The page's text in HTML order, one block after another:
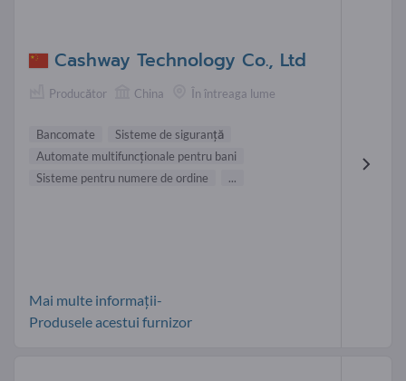
Cashway Technology Co., Ltd
Producător China În întreaga lume
Bancomate
Sisteme de siguranţă
Automate multifuncţionale pentru bani
Sisteme pentru numere de ordine
...
Mai multe informații-
Produsele acestui furnizor